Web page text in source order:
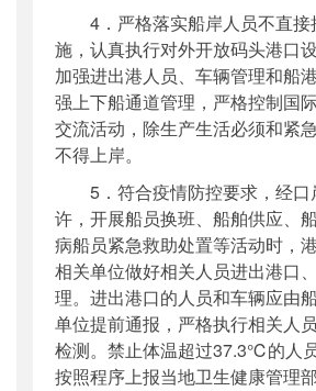
4．严格落实船岸人员不直
施，认真执行对外开放码头港口
加强进出港人员、车辆管理和船
强上下船通道管理，严格控制国
交流活动，除生产生活必须和紧
不得上岸。
5．符合疫情防控要求，经
许，开展船员换班、船舶供应、
病船员紧急救助处置等活动时，
相关单位做好相关人员进出港口
理。进出港口的人员和车辆应由
单位提前通报，严格执行相关人
检测。禁止体温超过37.3℃的人
按照程序上报当地卫生健康管理部